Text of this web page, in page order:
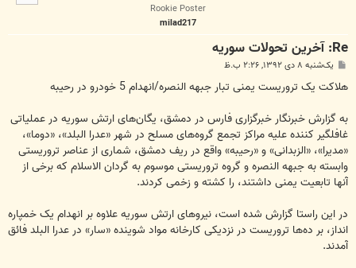
Rookie Poster
milad217
Re: آخرين تحولات سوريه
پ
ت
یک‌شنبه ۸ دی ۱۳۹۲, ۲:۲۶ ب.ظ
هلاکت یک تروریست یمنی تبار جبهه النصره/انهدام 5 خودرو در رحیبه
به گزارش خبرنگار خبرگزاری فارس در دمشق، یگان‌های ارتش سوریه در عملیاتی
غافلگیر کننده علیه مراکز تجمع گروه‌های مسلح در شهر «عدرا البلد»، «دوما»،
«مدیرا»، «الزبدانی» و «رحیبه» واقع در ریف دمشق، شماری از عناصر تروریستی
وابسته به جبهه النصره و گروه تروریستی موسوم به گردان الاسلام که برخی از
آنها تابعیت یمنی داشتند، را کشته و زخمی کردند.
در این راستا گزارش شده است، نیروهای ارتش سوریه علاوه بر انهدام یک خمپاره
انداز، بر ده‌ها تروریست در نزدیکی کارخانه مواد شوینده «سار» در عدرا البلد فائق
آمدند.